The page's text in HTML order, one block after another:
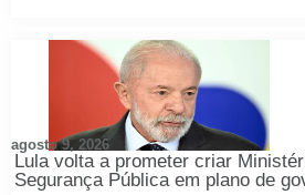
Lula volta a prometer criar
Segurança Pública em plano de
agosto 9, 2026